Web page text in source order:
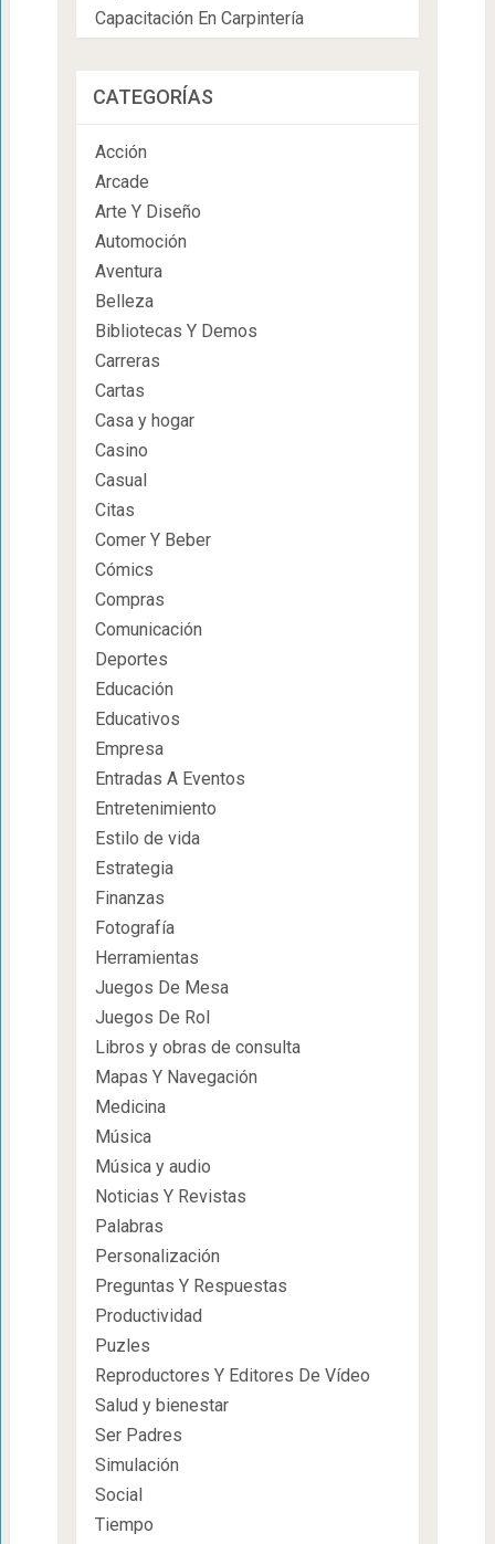
Capacitación En Carpintería
CATEGORÍAS
Acción
Arcade
Arte Y Diseño
Automoción
Aventura
Belleza
Bibliotecas Y Demos
Carreras
Cartas
Casa y hogar
Casino
Casual
Citas
Comer Y Beber
Cómics
Compras
Comunicación
Deportes
Educación
Educativos
Empresa
Entradas A Eventos
Entretenimiento
Estilo de vida
Estrategia
Finanzas
Fotografía
Herramientas
Juegos De Mesa
Juegos De Rol
Libros y obras de consulta
Mapas Y Navegación
Medicina
Música
Música y audio
Noticias Y Revistas
Palabras
Personalización
Preguntas Y Respuestas
Productividad
Puzles
Reproductores Y Editores De Vídeo
Salud y bienestar
Ser Padres
Simulación
Social
Tiempo